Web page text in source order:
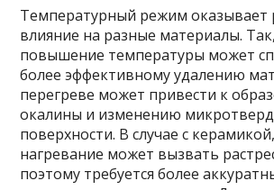
Температурный режим оказывает
влияние на разные материалы.
повышение температуры может
более эффективному удалению
перегреве может привести к
окалины и изменению
поверхности. В случае с
нагревание может вызвать
поэтому требуется более